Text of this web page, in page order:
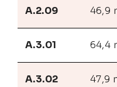
A.2.09 46,9
A.3.01 64,4
A.3.02 47,9